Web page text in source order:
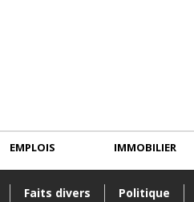
Faits divers Politique
EMPLOIS IMMOBILIER